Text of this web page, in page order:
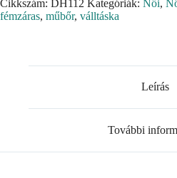
Cikkszám: DH112 Kategóriák: Női,
fémzáras, műbőr, válltáska
Leírás
További